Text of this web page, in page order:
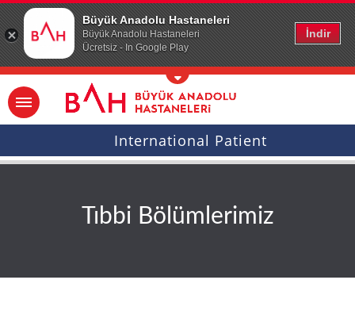
Büyük Anadolu Hastaneleri
Büyük Anadolu Hastaneleri
Ücretsiz - In Google Play
İndir
Ana icerige atla
International Patient
Tıbbi Bölümlerimiz